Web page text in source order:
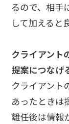
るので、相手
して加えると
クライアント
提案につなげ
クライアント
あったときは
離任後は情報